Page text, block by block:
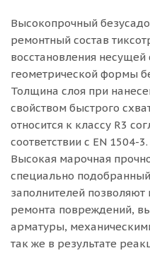
Высокопрочный
ремонтный состав
восстановления несущей
геометрической формы
Толщина слоя при
свойством быстрого
относится к классу R3
соответствии с EN 1504-3.
Высокая марочная
специально
заполнителей позволяют
ремонта повреждений,
арматуры,
так же в результате